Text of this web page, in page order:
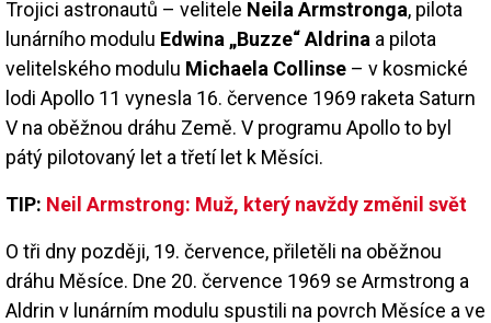
Trojici astronautů – velitele Neila Armstronga, pilota
lunárního modulu Edwina „Buzze“ Aldrina a pilota
velitelského modulu Michaela Collinse – v kosmické
lodi Apollo 11 vynesla 16. července 1969 raketa Saturn
V na oběžnou dráhu Země. V programu Apollo to byl
pátý pilotovaný let a třetí let k Měsíci.
TIP: Neil Armstrong: Muž, který navždy změnil svět
O tři dny později, 19. července, přiletěli na oběžnou
dráhu Měsíce. Dne 20. července 1969 se Armstrong a
Aldrin v lunárním modulu spustili na povrch Měsíce a ve